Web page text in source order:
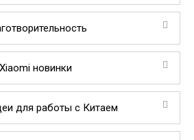
Xiaomi новинки
для работы с Китаем